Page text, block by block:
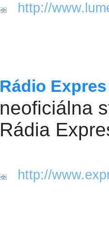
http://
Rádio Expres
neoficiálna
Rádia
http://